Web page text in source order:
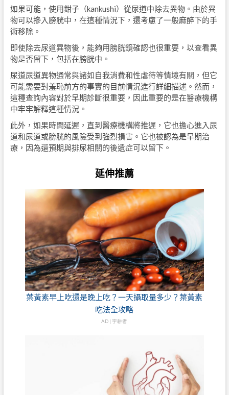
如果可能，使用鉗子（kankushi）從尿道中除去異物。由於異
物可以摻入膀胱中，在這種情況下，還考慮了一般麻醉下的手
術移除。
即使除去尿道異物後，能夠用膀胱鏡確認也很重要，以查看異
物是否留下，包括在膀胱中。
尿道尿道異物通常與諸如自我消費和性虐待等情境有關，但它
可能需要對羞恥前方的事實的目前情況進行詳細描述。然而，
這種查詢內容對於早期診斷很重要，因此重要的是在醫療機構
中牢牢解釋這種情況。
此外，如果時間延遲，直到醫療機構將推遲，它也擔心進入尿
道和尿道或膀胱的風險受到強烈損害。它也被認為是早期治
療，因為還預期與排尿相關的後遺症可以留下。
延伸推薦
葉黃素早上吃還是晚上吃？一天攝取量多少？葉黃素
吃法全攻略
AD | 字耕者